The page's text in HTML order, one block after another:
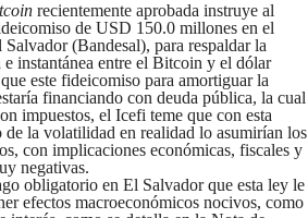
recientemente aprobada instruye al
de USD 150.0 millones en el
(Bandesal), para respaldar la
instantánea entre el Bitcoin y el dólar
este fideicomiso para amortiguar la
financiando con deuda pública, la cual
impuestos, el Icefi teme que con esta
de la volatilidad en realidad lo asumirían los
con implicaciones económicas, fiscales y
negativas.
obligatorio en El Salvador que esta ley le
efectos macroeconómicos nocivos, como